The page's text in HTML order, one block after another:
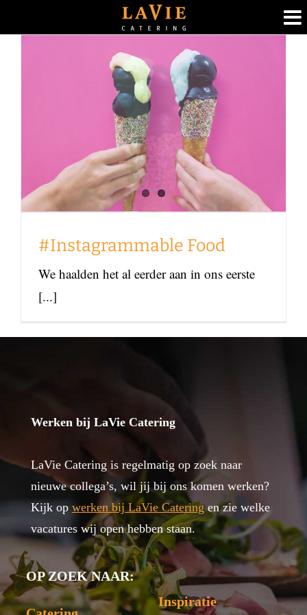
#Instagrammable Food
Foodblog
#Instagrammable Food
We haalden het al eerder aan in ons eerste
[...]
Werken bij LaVie Catering
LaVie Catering is regelmatig op zoek naar
nieuwe collega’s, wil jij bij ons komen werken?
Kijk op werken bij LaVie Cateringen zie welke
vacatures wij open hebben staan.
OP ZOEK NAAR:
Inspiratie